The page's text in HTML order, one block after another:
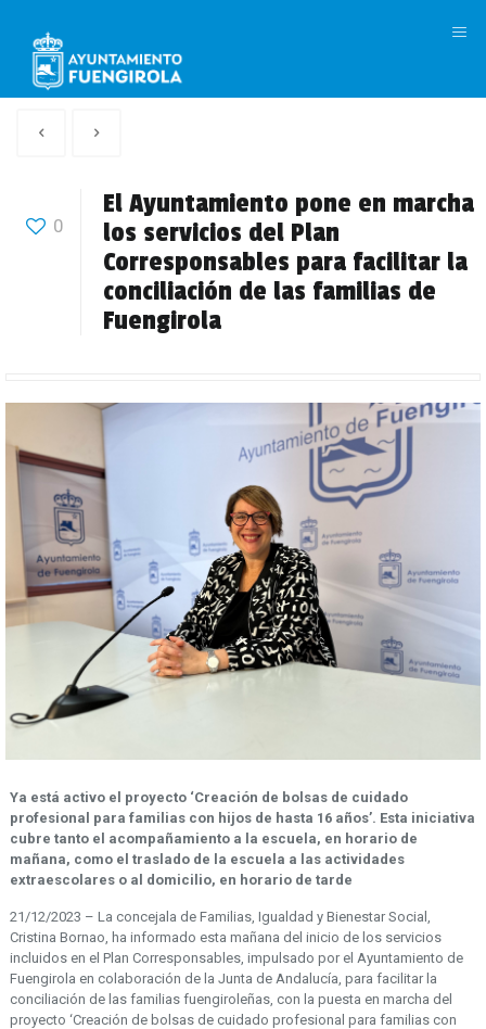
anterior
0
El Ayuntamiento pone en marcha
los servicios del Plan
Corresponsables para facilitar la
conciliación de las familias de
Fuengirola
Ya está activo el proyecto ‘Creación de bolsas de cuidado
profesional para familias con hijos de hasta 16 años’. Esta iniciativa
cubre tanto el acompañamiento a la escuela, en horario de
mañana, como el traslado de la escuela a las actividades
extraescolares o al domicilio, en horario de tarde
21/12/2023 – La concejala de Familias, Igualdad y Bienestar Social,
Cristina Bornao, ha informado esta mañana del inicio de los servicios
incluidos en el Plan Corresponsables, impulsado por el Ayuntamiento de
Fuengirola en colaboración de la Junta de Andalucía, para facilitar la
conciliación de las familias fuengiroleñas, con la puesta en marcha del
proyecto ‘Creación de bolsas de cuidado profesional para familias con